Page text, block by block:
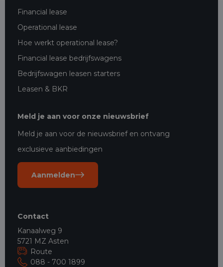
Financial lease
Operational lease
Hoe werkt operational lease?
Financial lease bedrijfswagens
Bedrijfswagen leasen starters
Leasen & BKR
Meld je aan voor onze nieuwsbrief
Meld je aan voor de nieuwsbrief en ontvang
exclusieve aanbiedingen
Aanmelden
Contact
Kanaalweg 9
5721 MZ Asten
Route
088 - 700 1899